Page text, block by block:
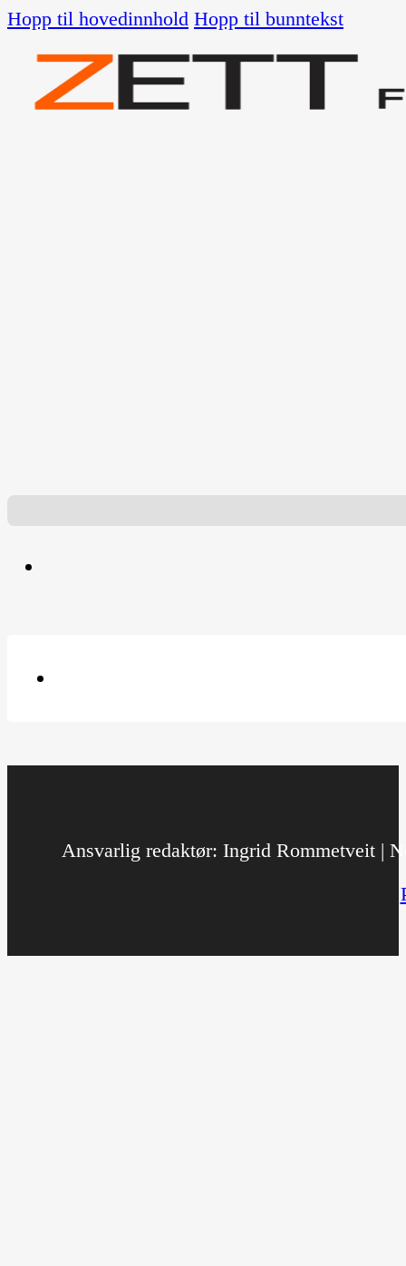
Hopp til hovedinnhold Hopp til bunntekst
Ansvarlig redaktør: Ingrid Rommetveit |